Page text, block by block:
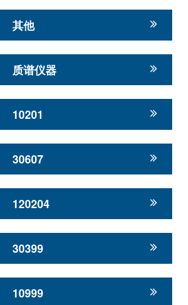
其他
质谱仪器
10201
30607
120204
30399
10999